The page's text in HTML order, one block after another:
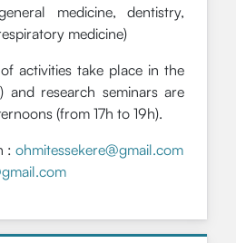
medicine, dentistry,
medicine)
activities take place in the
and research seminars are
(from 17h to 19h).
: ohmitessekere@gmail.com